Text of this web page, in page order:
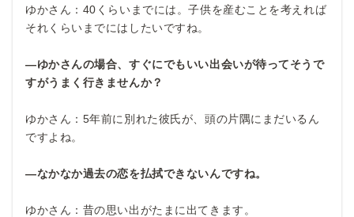
ゆかさん：40くらいまでには。子供を産むことを考えれば
それくらいまでにはしたいですね。
―ゆかさんの場合、すぐにでもいい出会いが待ってそうで
すがうまく行きませんか？
ゆかさん：5年前に別れた彼氏が、頭の片隅にまだいるん
ですよね。
―なかなか過去の恋を払拭できないんですね。
ゆかさん：昔の思い出がたまに出てきます。